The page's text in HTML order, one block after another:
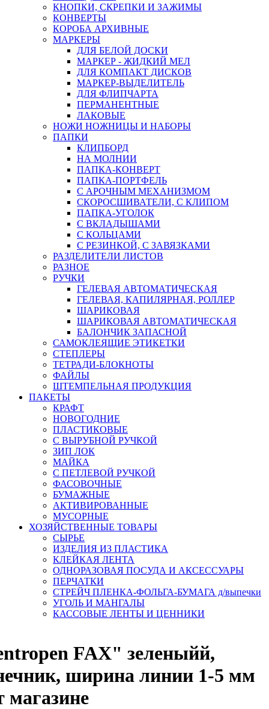
КНОПКИ, СКРЕПКИ И ЗАЖИМЫ
КОНВЕРТЫ
КОРОБА АРХИВНЫЕ
МАРКЕРЫ
ДЛЯ БЕЛОЙ ДОСКИ
МАРКЕР - ЖИДКИЙ МЕЛ
ДЛЯ КОМПАКТ ДИСКОВ
МАРКЕР-ВЫДЕЛИТЕЛЬ
ДЛЯ ФЛИПЧАРТА
ПЕРМАНЕНТНЫЕ
ЛАКОВЫЕ
НОЖИ НОЖНИЦЫ И НАБОРЫ
ПАПКИ
КЛИПБОРД
НА МОЛНИИ
ПАПКА-КОНВЕРТ
ПАПКА-ПОРТФЕЛЬ
С АРОЧНЫМ МЕХАНИЗМОМ
СКОРОСШИВАТЕЛИ, С КЛИПОМ
ПАПКА-УГОЛОК
С ВКЛАДЫШАМИ
С КОЛЬЦАМИ
С РЕЗИНКОЙ, С ЗАВЯЗКАМИ
РАЗДЕЛИТЕЛИ ЛИСТОВ
РАЗНОЕ
РУЧКИ
ГЕЛЕВАЯ АВТОМАТИЧЕСКАЯ
ГЕЛЕВАЯ, КАПИЛЯРНАЯ, РОЛЛЕР
ШАРИКОВАЯ
ШАРИКОВАЯ АВТОМАТИЧЕСКАЯ
БАЛОНЧИК ЗАПАСНОЙ
САМОКЛЕЯЩИЕ ЭТИКЕТКИ
СТЕПЛЕРЫ
ТЕТРАДИ-БЛОКНОТЫ
ФАЙЛЫ
ШТЕМПЕЛЬНАЯ ПРОДУКЦИЯ
ПАКЕТЫ
КРАФТ
НОВОГОДНИЕ
ПЛАСТИКОВЫЕ
С ВЫРУБНОЙ РУЧКОЙ
ЗИП ЛОК
МАЙКА
С ПЕТЛЕВОЙ РУЧКОЙ
ФАСОВОЧНЫЕ
БУМАЖНЫЕ
АКТИВИРОВАННЫЕ
МУСОРНЫЕ
ХОЗЯЙСТВЕННЫЕ ТОВАРЫ
СЫРЬЕ
ИЗДЕЛИЯ ИЗ ПЛАСТИКА
КЛЕЙКАЯ ЛЕНТА
ОДНОРАЗОВАЯ ПОСУДА И АКСЕССУАРЫ
ПЕРЧАТКИ
СТРЕЙЧ ПЛЕНКА-ФОЛЬГА-БУМАГА д/выпечки
УГОЛЬ И МАНГАЛЫ
КАССОВЫЕ ЛЕНТЫ И ЦЕННИКИ
FAX" зеленыйй,
ширина линии 1-5 мм
магазине